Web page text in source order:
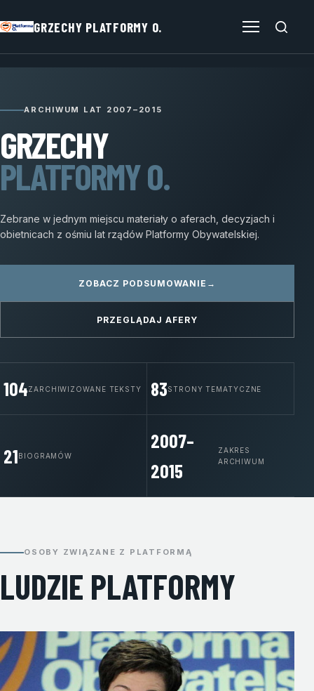
GRZECHY PLATFORMY O.
ARCHIWUM LAT 2007–2015
GRZECHY
PLATFORMY O.
Zebrane w jednym miejscu materiały o aferach, decyzjach i
obietnicach z ośmiu lat rządów Platformy Obywatelskiej.
ZOBACZ PODSUMOWANIE →
PRZEGLĄDAJ AFERY
104ZARCHIWIZOWANE TEKSTY 83STRONY TEMATYCZNE
21BIOGRAMÓW
2007–
2015
ZAKRES
ARCHIWUM
OSOBY ZWIĄZANE Z PLATFORMĄ
LUDZIE PLATFORMY